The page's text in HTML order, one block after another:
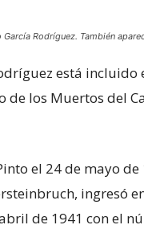
Rodríguez. También
está incluido
de los Muertos del
el 24 de mayo
ingresó
de 1941 con el